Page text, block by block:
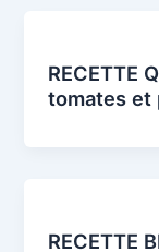
RECETTE
tomates et
RECETTE